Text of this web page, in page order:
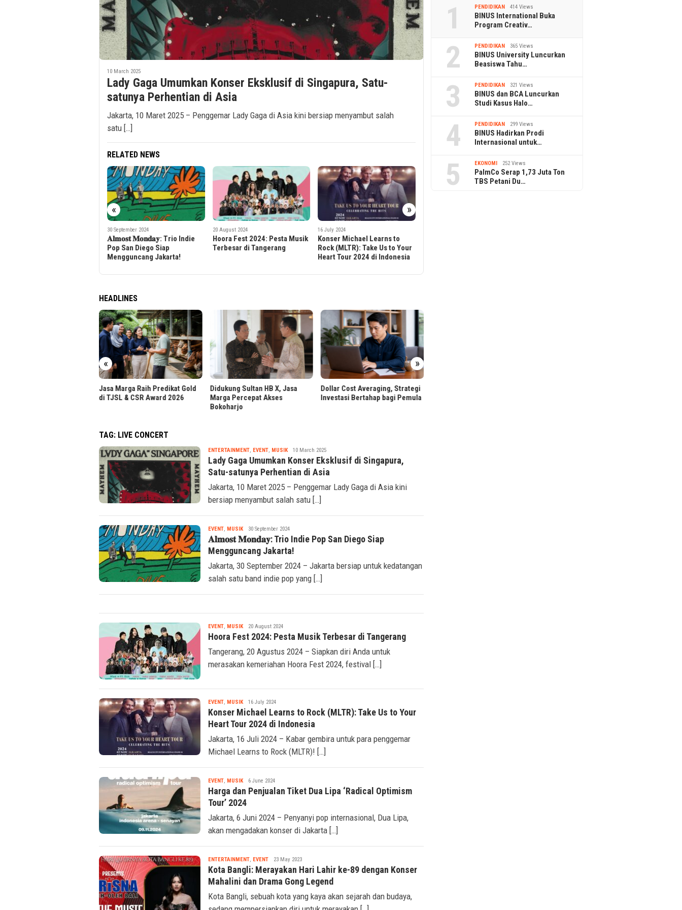
10 March 2025
Lady Gaga Umumkan Konser Eksklusif di Singapura, Satu-
satunya Perhentian di Asia
Jakarta, 10 Maret 2025 – Penggemar Lady Gaga di Asia kini bersiap menyambut salah
satu […]
RELATED NEWS
« »
30 September 2024
𝐀𝐥𝐦𝐨𝐬𝐭 𝐌𝐨𝐧𝐝𝐚𝐲: Trio Indie
Pop San Diego Siap
Mengguncang Jakarta!
20 August 2024
Hoora Fest 2024: Pesta Musik
Terbesar di Tangerang
16 July 2024
Konser Michael Learns to
Rock (MLTR): Take Us to Your
Heart Tour 2024 di Indonesia
HEADLINES
« »
Jasa Marga Raih Predikat Gold
di TJSL & CSR Award 2026
Didukung Sultan HB X, Jasa
Marga Percepat Akses
Bokoharjo
Dollar Cost Averaging, Strategi
Investasi Bertahap bagi Pemula
TAG: LIVE CONCERT
ENTERTAINMENT, EVENT, MUSIKTsaqif
Ridwan
10 March 2025
Lady Gaga Umumkan Konser Eksklusif di Singapura,
Satu-satunya Perhentian di Asia
Jakarta, 10 Maret 2025 – Penggemar Lady Gaga di Asia kini
bersiap menyambut salah satu […]
EVENT, MUSIKTsaqif
Ridwan
30 September 2024
𝐀𝐥𝐦𝐨𝐬𝐭 𝐌𝐨𝐧𝐝𝐚𝐲: Trio Indie Pop San Diego Siap
Mengguncang Jakarta!
Jakarta, 30 September 2024 – Jakarta bersiap untuk kedatangan
salah satu band indie pop yang […]
EVENT, MUSIKTsaqif
Ridwan
20 August 2024
Hoora Fest 2024: Pesta Musik Terbesar di Tangerang
Tangerang, 20 Agustus 2024 – Siapkan diri Anda untuk
merasakan kemeriahan Hoora Fest 2024, festival […]
EVENT, MUSIKTsaqif
Ridwan
16 July 2024
Konser Michael Learns to Rock (MLTR): Take Us to Your
Heart Tour 2024 di Indonesia
Jakarta, 16 Juli 2024 – Kabar gembira untuk para penggemar
Michael Learns to Rock (MLTR)! […]
EVENT, MUSIKTsaqif
Ridwan
6 June 2024
Harga dan Penjualan Tiket Dua Lipa ‘Radical Optimism
Tour’ 2024
Jakarta, 6 Juni 2024 – Penyanyi pop internasional, Dua Lipa,
akan mengadakan konser di Jakarta […]
ENTERTAINMENT, EVENTSeremonia
23 May 2023
Kota Bangli: Merayakan Hari Lahir ke-89 dengan Konser
Mahalini dan Drama Gong Legend
Kota Bangli, sebuah kota yang kaya akan sejarah dan budaya,
1 PENDIDIKAN 414 Views
BINUS International Buka
Program Creativ…
2 PENDIDIKAN 365 Views
BINUS University Luncurkan
Beasiswa Tahu…
3 PENDIDIKAN 321 Views
BINUS dan BCA Luncurkan
Studi Kasus Halo…
4 PENDIDIKAN 299 Views
BINUS Hadirkan Prodi
Internasional untuk…
5 EKONOMI 252 Views
PalmCo Serap 1,73 Juta Ton
TBS Petani Du…